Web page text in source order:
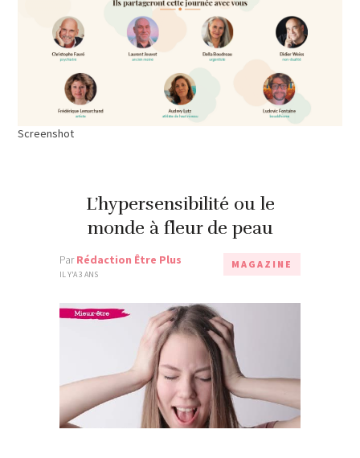
Screenshot
L’hypersensibilité ou le
monde à fleur de peau
ParRédaction Être Plus
IL Y'A 3 ANS
MAGAZINE